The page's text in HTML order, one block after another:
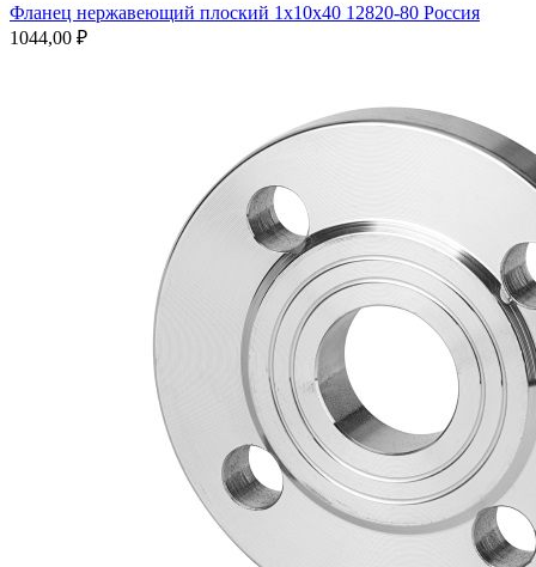
Фланец нержавеющий плоский 1х10х40 12820-80 Россия
1044,00 ₽